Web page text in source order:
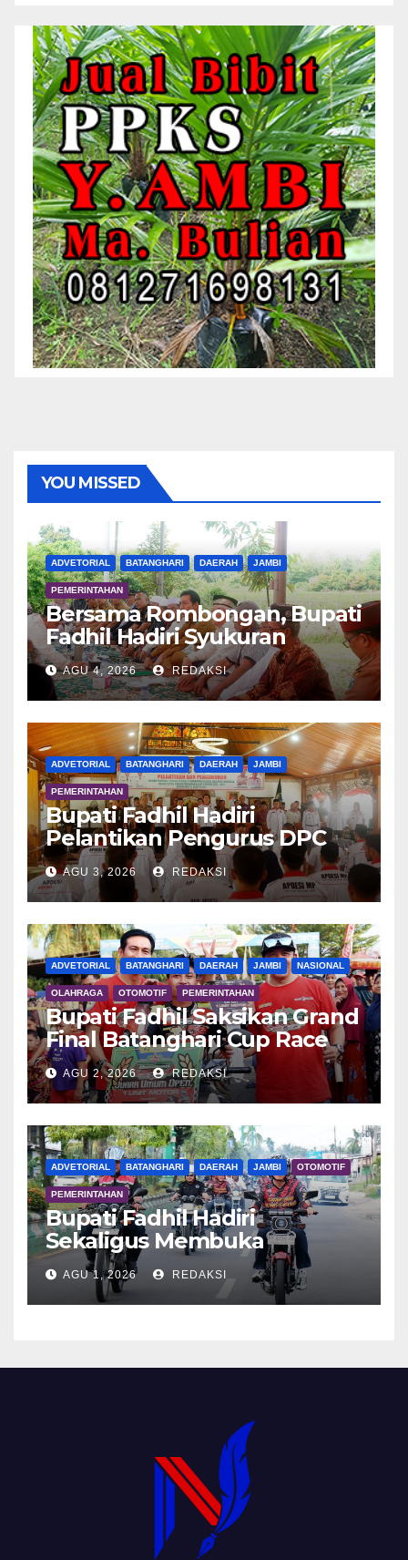
YOU MISSED
ADVETORIAL BATANGHARI DAERAH JAMBI
PEMERINTAHAN
Bersama Rombongan, Bupati
Fadhil Hadiri Syukuran
Tanam Padi di Terusan
AGU 4, 2026 REDAKSI
ADVETORIAL BATANGHARI DAERAH JAMBI
PEMERINTAHAN
Bupati Fadhil Hadiri
Pelantikan Pengurus DPC
APDESI MP
AGU 3, 2026 REDAKSI
ADVETORIAL BATANGHARI DAERAH JAMBI NASIONAL
OLAHRAGA OTOMOTIF PEMERINTAHAN
Bupati Fadhil Saksikan Grand
Final Batanghari Cup Race
2026
AGU 2, 2026 REDAKSI
ADVETORIAL BATANGHARI DAERAH JAMBI OTOMOTIF
PEMERINTAHAN
Bupati Fadhil Hadiri
Sekaligus Membuka
Kegiatan Batanghari King
Club
AGU 1, 2026 REDAKSI